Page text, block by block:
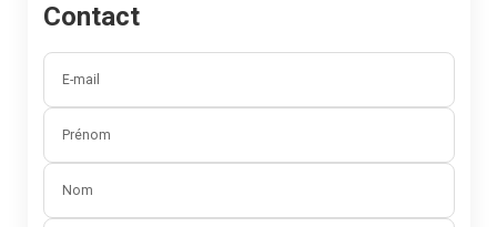
Contact
E-mail
Prénom
Nom